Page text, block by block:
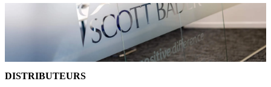
DISTRIBUTEURS